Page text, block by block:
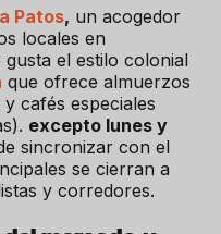
Patos, un acogedor
locales en
gusta el estilo colonial
que ofrece almuerzos
cafés especiales
excepto lunes y
sincronizar con el
se cierran a
y corredores.